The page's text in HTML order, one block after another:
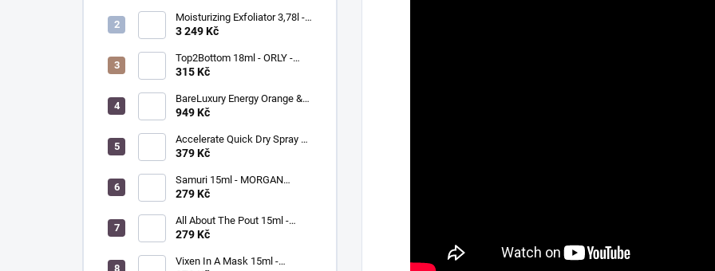
Moisturizing Exfoliator 3,78l -
ORLYPRO - hydratační peeling
3 249 Kč
Top2Bottom 18ml - ORLY -
podkladový a vrchní lak na
315 Kč
BareLuxury Energy Orange &
Lemongrass Lotion 946 ml -
hydratační krém na ruce a tělo
- pomeranč / citrónová tráva
949 Kč
Accelerate Quick Dry Spray &
Drops 9ml - MORGAN TAYLOR
379 Kč
Samuri 15ml - MORGAN
TAYLOR - lak na nehty
279 Kč
All About The Pout 15ml -
MORGAN TAYLOR - lak na
279 Kč
Vixen In A Mask 15ml -